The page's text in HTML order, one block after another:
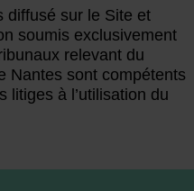
diffusé sur le Site et
soumis exclusivement
relevant du
Nantes sont compétents
litiges à l’utilisation du